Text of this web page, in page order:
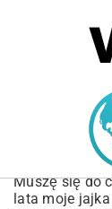
MARIUSZ
Przepis
Sadzone
Krok po
Muszę się do
lata moje jajka